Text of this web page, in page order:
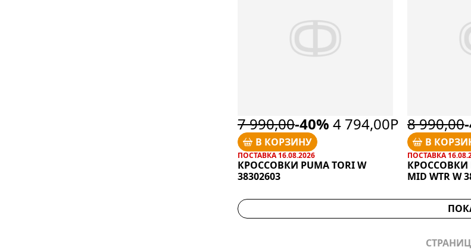
7 990,00-40% 4 794,00Р
В КОРЗИНУ
ПОСТАВКА 16.08.2026
КРОССОВКИ PUMA TORI W
38302603
8 990,00
В
ПОСТАВКА
КРОССОВКИ
MID WTR W